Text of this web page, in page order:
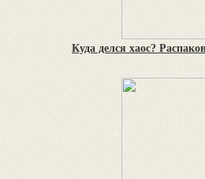
Куда делся хаос?